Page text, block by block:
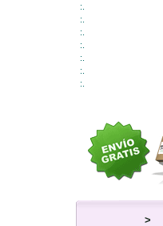
:.
:.
:.
:.
:.
:.
:.
>